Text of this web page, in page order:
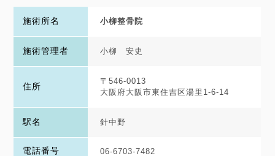
施術所名 小柳整骨院
施術管理者 小柳 安史
住所
〒546-0013
大阪府大阪市東住吉区湯里1-6-14
駅名 針中野
電話番号 06-6703-7482